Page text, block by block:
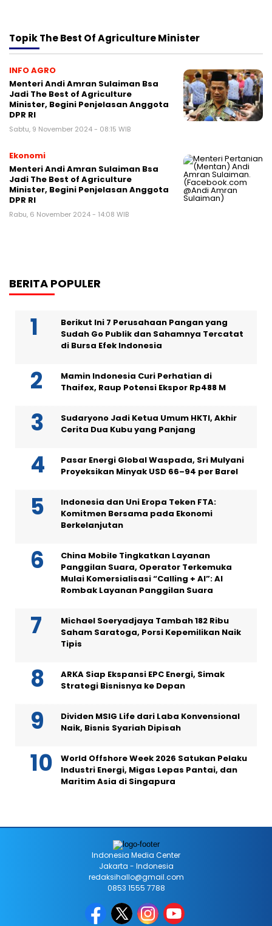
TopikThe Best Of Agriculture Minister
INFO AGRO
Menteri Andi Amran Sulaiman Bsa
Jadi The Best of Agriculture
Minister, Begini Penjelasan Anggota
DPR RI
Sabtu, 9 November 2024 - 08:15 WIB
Ekonomi
Menteri Andi Amran Sulaiman Bsa
Jadi The Best of Agriculture
Minister, Begini Penjelasan Anggota
DPR RI
Rabu, 6 November 2024 - 14:08 WIB
BERITA POPULER
Berikut Ini 7 Perusahaan Pangan yang
Sudah Go Publik dan Sahamnya Tercatat
di Bursa Efek Indonesia
Mamin Indonesia Curi Perhatian di
Thaifex, Raup Potensi Ekspor Rp488 M
Sudaryono Jadi Ketua Umum HKTI, Akhir
Cerita Dua Kubu yang Panjang
Pasar Energi Global Waspada, Sri Mulyani
Proyeksikan Minyak USD 66–94 per Barel
Indonesia dan Uni Eropa Teken FTA:
Komitmen Bersama pada Ekonomi
Berkelanjutan
China Mobile Tingkatkan Layanan
Panggilan Suara, Operator Terkemuka
Mulai Komersialisasi “Calling + AI”: AI
Rombak Layanan Panggilan Suara
Michael Soeryadjaya Tambah 182 Ribu
Saham Saratoga, Porsi Kepemilikan Naik
Tipis
ARKA Siap Ekspansi EPC Energi, Simak
Strategi Bisnisnya ke Depan
Dividen MSIG Life dari Laba Konvensional
Naik, Bisnis Syariah Dipisah
World Offshore Week 2026 Satukan Pelaku
Industri Energi, Migas Lepas Pantai, dan
Maritim Asia di Singapura
Indonesia Media Center
Jakarta - Indonesia
redaksihallo@gmail.com
0853 1555 7788